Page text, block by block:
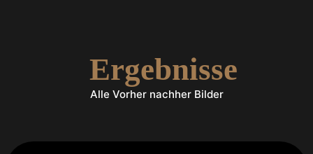
Ergebnisse
Alle Vorher nachher Bilder